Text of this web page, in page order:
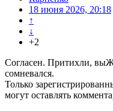
18 июня 2026, 20:18
↑
↓
+2
Согласен. Притихли,
сомневался.
Только
могут оставлять